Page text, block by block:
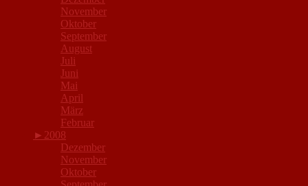
November
Oktober
September
August
Juli
Juni
Mai
April
März
Februar
► 2008
Dezember
November
Oktober